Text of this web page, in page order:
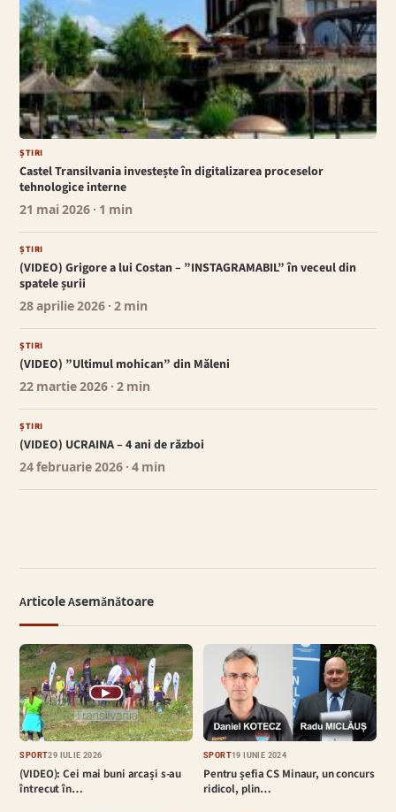
ȘTIRI
Castel Transilvania investește în digitalizarea proceselor
tehnologice interne
21 mai 2026 · 1 min
ȘTIRI
(VIDEO) Grigore a lui Costan – ”INSTAGRAMABIL” în veceul din
spatele șurii
28 aprilie 2026 · 2 min
ȘTIRI
(VIDEO) ”Ultimul mohican” din Măleni
22 martie 2026 · 2 min
ȘTIRI
(VIDEO) UCRAINA – 4 ani de război
24 februarie 2026 · 4 min
Articole Asemănătoare
▶
SPORT29 IULIE 2026
(VIDEO): Cei mai buni arcași s-au
întrecut în…
SPORT19 IUNIE 2024
Pentru șefia CS Minaur, un concurs
ridicol, plin…